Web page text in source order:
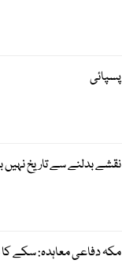
پسپائی
نقشے بدلنے سے تاریخ نہیں
مکہ دفاعی معاہدہ: سکے